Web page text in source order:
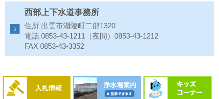
西部上下水道事務所
住所 出雲市湖陵町二部1320
電話 0853-43-1211（夜間）0853-43-1212
FAX 0853-43-3352